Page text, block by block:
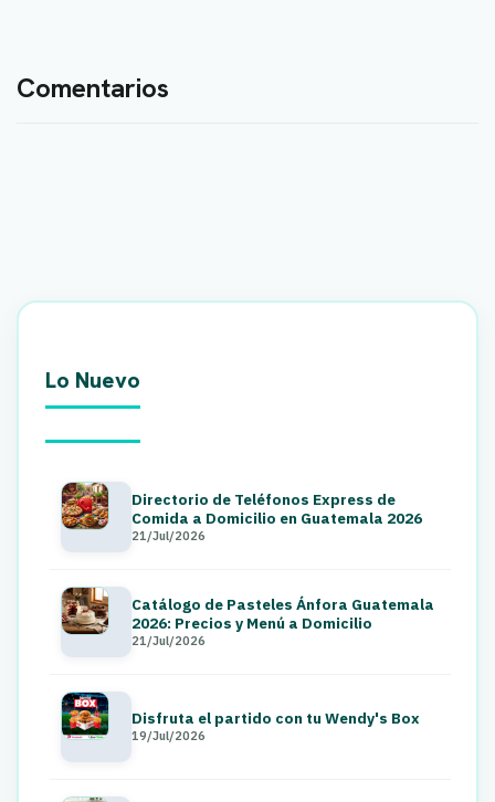
Comentarios
Lo Nuevo
Directorio de Teléfonos Express de
Comida a Domicilio en Guatemala 2026
21/Jul/2026
Catálogo de Pasteles Ánfora Guatemala
2026: Precios y Menú a Domicilio
21/Jul/2026
Disfruta el partido con tu Wendy's Box
19/Jul/2026